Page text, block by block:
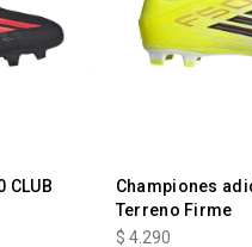
CLUB
Championes
Terreno Firme
$ 4.290